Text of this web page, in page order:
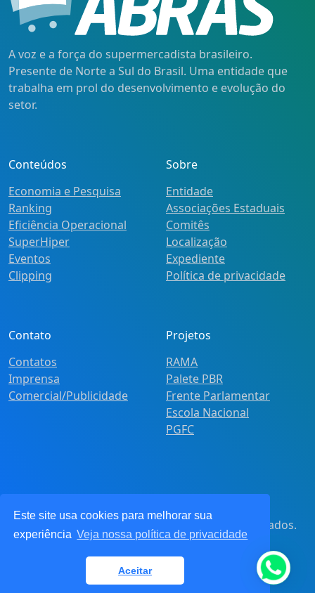
Este site usa cookies para melhorar sua
experiência Veja nossa política de privacidade
Aceitar
A voz e a força do supermercadista brasileiro.
Presente de Norte a Sul do Brasil. Uma entidade que
trabalha em prol do desenvolvimento e evolução do
setor.
Conteúdos
Economia e Pesquisa
Ranking
Eficiência Operacional
SuperHiper
Eventos
Clipping
Sobre
Entidade
Associações Estaduais
Comitês
Localização
Expediente
Política de privacidade
Contato
Contatos
Imprensa
Comercial/Publicidade
Projetos
RAMA
Palete PBR
Frente Parlamentar
Escola Nacional
PGFC
Pot&Pracy
. Todos os direitos reservados.
CNPJ: 62.360.268.0001/91